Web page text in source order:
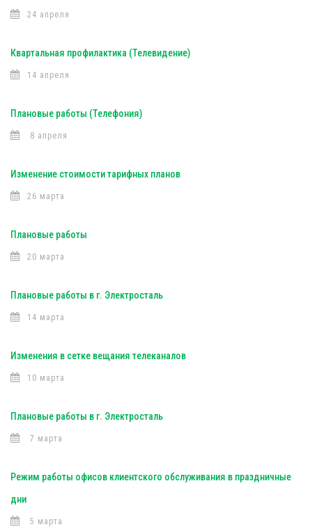
24 апреля
Квартальная профилактика (Телевидение)
14 апреля
Плановые работы (Телефония)
8 апреля
Изменение стоимости тарифных планов
26 марта
Плановые работы
20 марта
Плановые работы в г. Электросталь
14 марта
Изменения в сетке вещания телеканалов
10 марта
Плановые работы в г. Электросталь
7 марта
Режим работы офисов клиентского обслуживания в праздничные
дни
5 марта